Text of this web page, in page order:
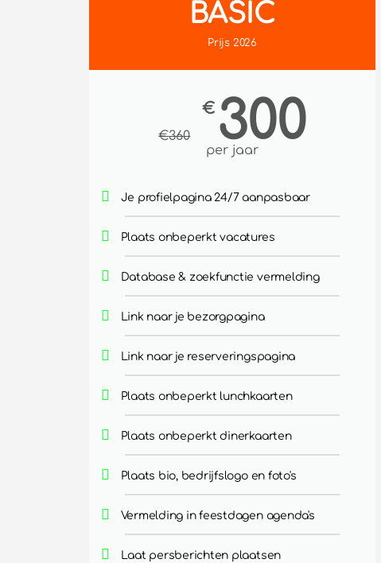
BASIC
Prijs 2026
€360
€ 300
per jaar
Je profielpagina 24/7 aanpasbaar
Plaats onbeperkt vacatures
Database & zoekfunctie vermelding
Link naar je bezorgpagina
Link naar je reserveringspagina
Plaats onbeperkt lunchkaarten
Plaats onbeperkt dinerkaarten
Plaats bio, bedrijfslogo en foto's
Vermelding in feestdagen agenda's
Laat persberichten plaatsen